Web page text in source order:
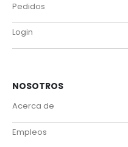
Pedidos
Login
NOSOTROS
Acerca de
Empleos